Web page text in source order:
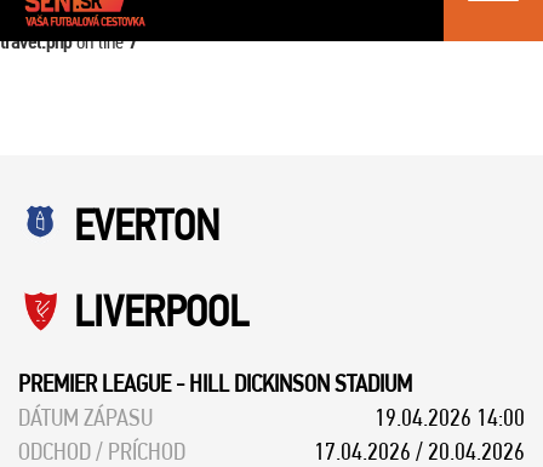
/sites/staging.futbalovysen.sk/files/wp-content/themes/fb/single-
travel.phpon line7
EVERTON
LIVERPOOL
PREMIER LEAGUE-HILL DICKINSON STADIUM
DÁTUM ZÁPASU
19.04.2026 14:00
ODCHOD / PRÍCHOD
17.04.2026 / 20.04.2026